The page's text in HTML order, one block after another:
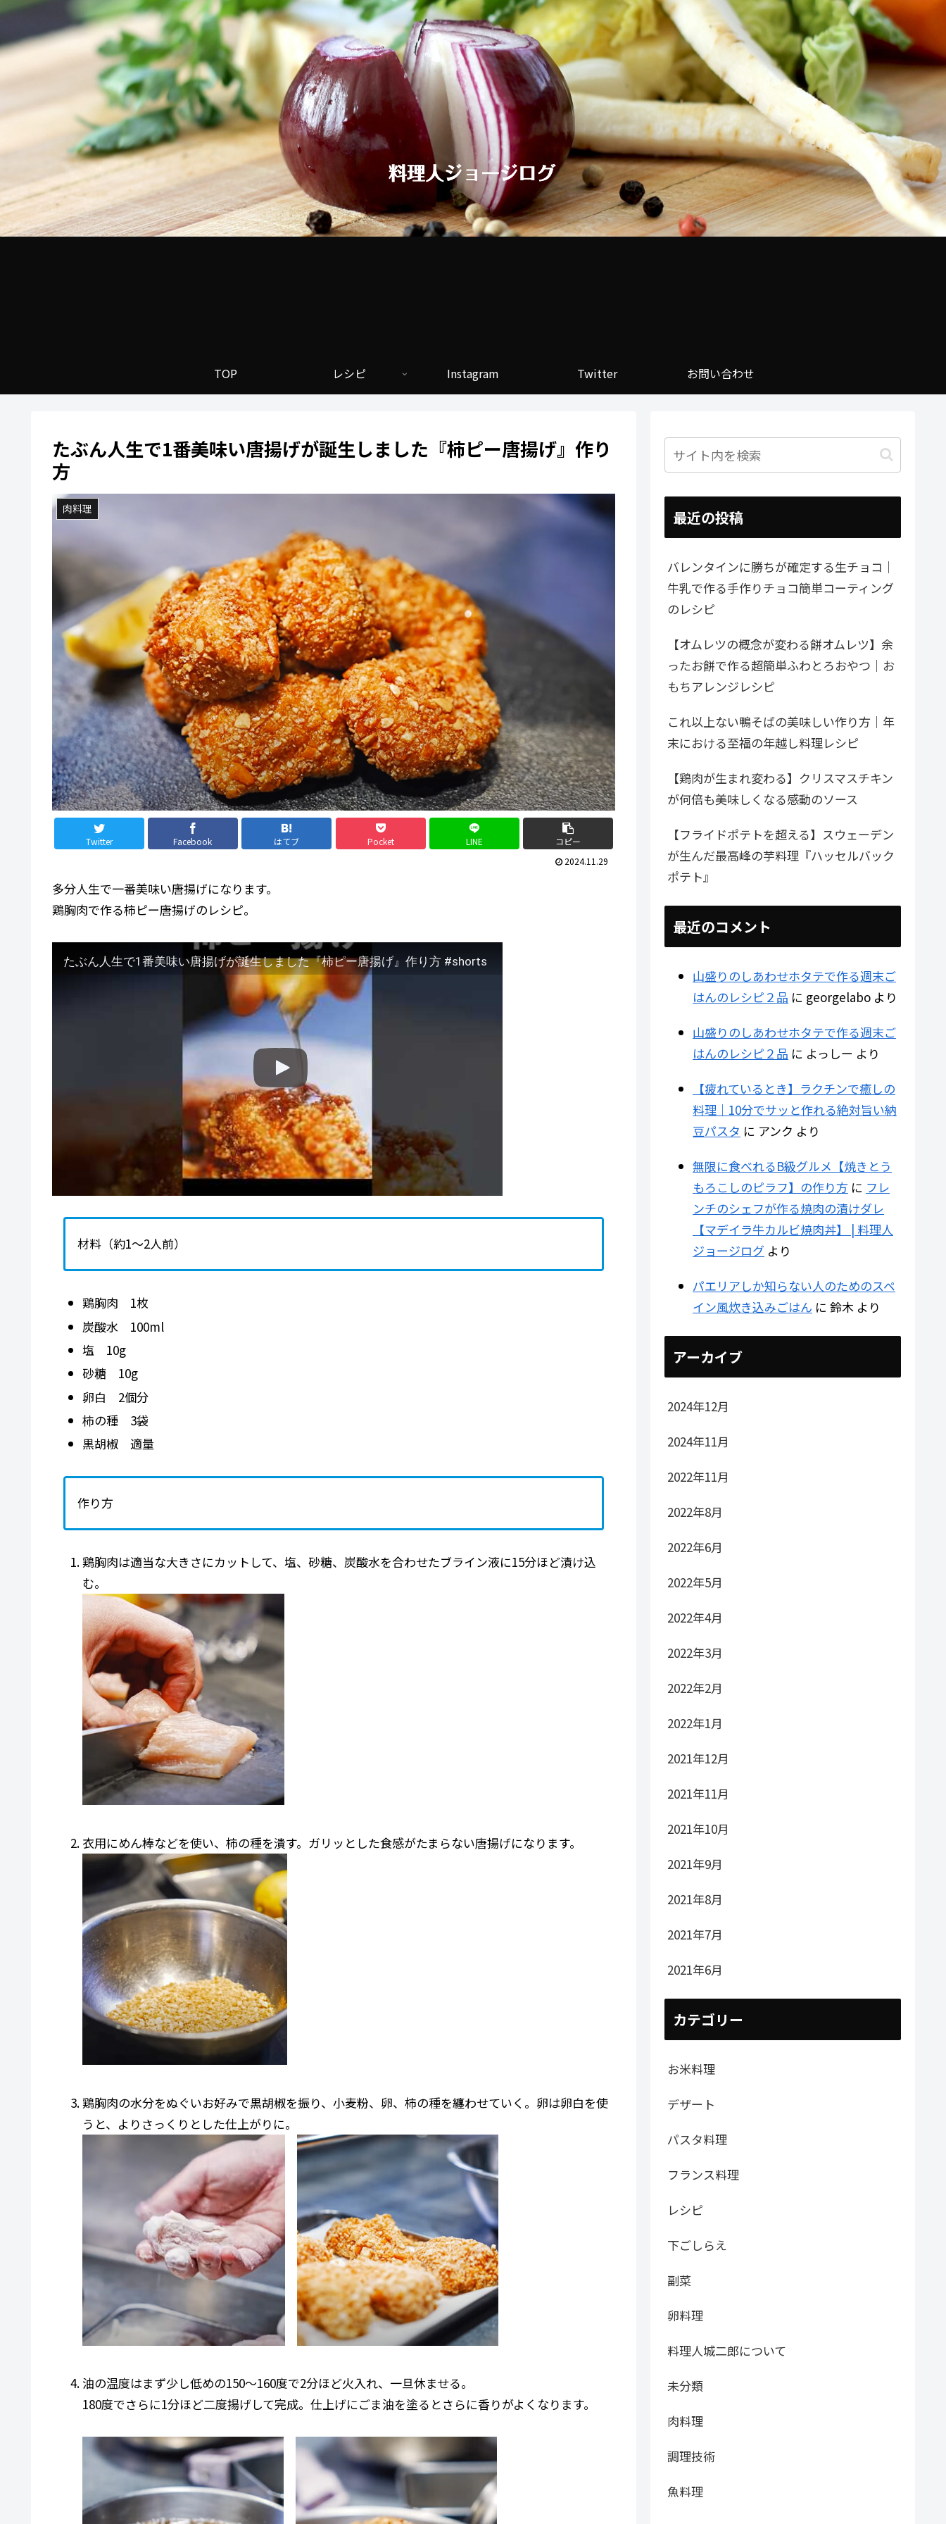
TOP レシピ Instagram Twitter お問い合わせ
たぶん人生で1番美味い唐揚げが誕生しました『柿ピー唐揚げ』作り
方
肉料理
Twitter Facebook はてブ Pocket LINE
コピー
2024.11.29
多分人生で一番美味い唐揚げになります。
鶏胸肉で作る柿ピー唐揚げのレシピ。
たぶん人生で1番美味い唐揚げが誕生しました『柿ピー唐揚げ』作り方 #shorts
材料（約1〜2人前）
鶏胸肉 1枚
炭酸水 100ml
塩 10g
砂糖 10g
卵白 2個分
柿の種 3袋
黒胡椒 適量
作り方
鶏胸肉は適当な大きさにカットして、塩、砂糖、炭酸水を合わせたブライン液に15分ほど漬け込
む。
衣用にめん棒などを使い、柿の種を潰す。ガリッとした食感がたまらない唐揚げになります。
鶏胸肉の水分をぬぐいお好みで黒胡椒を振り、小麦粉、卵、柿の種を纏わせていく。卵は卵白を使
うと、よりさっくりとした仕上がりに。
油の温度はまず少し低めの150〜160度で2分ほど火入れ、一旦休ませる。
180度でさらに1分ほど二度揚げして完成。仕上げにごま油を塗るとさらに香りがよくなります。
最近の投稿
バレンタインに勝ちが確定する生チョコ｜
牛乳で作る手作りチョコ簡単コーティング
のレシピ
【オムレツの概念が変わる餅オムレツ】余
ったお餅で作る超簡単ふわとろおやつ｜お
もちアレンジレシピ
これ以上ない鴨そばの美味しい作り方｜年
末における至福の年越し料理レシピ
【鶏肉が生まれ変わる】クリスマスチキン
が何倍も美味しくなる感動のソース
【フライドポテトを超える】スウェーデン
が生んだ最高峰の芋料理『ハッセルバック
ポテト』
最近のコメント
山盛りのしあわせホタテで作る週末ご
はんのレシピ２品 に georgelabo より
山盛りのしあわせホタテで作る週末ご
はんのレシピ２品 に よっしー より
【疲れているとき】ラクチンで癒しの
料理｜10分でサッと作れる絶対旨い納
豆パスタ に アンク より
無限に食べれるB級グルメ【焼きとう
もろこしのピラフ】の作り方 に フレ
ンチのシェフが作る焼肉の漬けダレ
【マデイラ牛カルビ焼肉丼】 | 料理人
ジョージログ より
パエリアしか知らない人のためのスペ
イン風炊き込みごはん に 鈴木 より
アーカイブ
2024年12月
2024年11月
2022年11月
2022年8月
2022年6月
2022年5月
2022年4月
2022年3月
2022年2月
2022年1月
2021年12月
2021年11月
2021年10月
2021年9月
2021年8月
2021年7月
2021年6月
カテゴリー
お米料理
デザート
パスタ料理
フランス料理
レシピ
下ごしらえ
副菜
卵料理
料理人城二郎について
未分類
肉料理
調理技術
魚料理